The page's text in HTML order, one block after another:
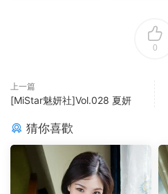
0
上一篇
[MiStar魅妍社]Vol.028 夏妍
猜你喜歡